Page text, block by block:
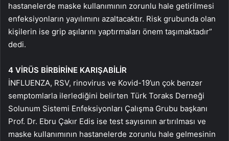
hastanelerde maske kullanımının zorunlu hale getirilmesi
enfeksiyonların yayılımını azaltacaktır. Risk grubunda olan
kişilerin ise grip aşılarını yaptırmaları önem taşımaktadır”
dedi.
4 VİRÜS BİRBİRİNE KARIŞABİLİR
İNFLUENZA, RSV, rinovirus ve Kovid-19’un çok benzer
semptomlarla ilerlediğini belirten Türk Toraks Derneği
Solunum Sistemi Enfeksiyonları Çalışma Grubu başkanı
Prof. Dr. Ebru Çakır Edis ise test sayısının artırılması ve
maske kullanımının hastanelerde zorunlu hale gelmesinin